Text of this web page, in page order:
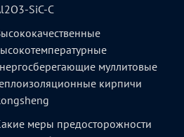
SiC-C
муллитовые
кирпичи
меры предосторожности